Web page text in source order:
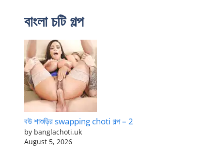
বাংলা চটি গল্প
বউ শাশুড়ির swapping choti গল্প – 2
by banglachoti.uk
August 5, 2026